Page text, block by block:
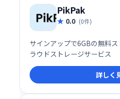
PikPak
0.0 (0件)
サインアップで6GBの無料
ラウドストレージサービス
詳しく